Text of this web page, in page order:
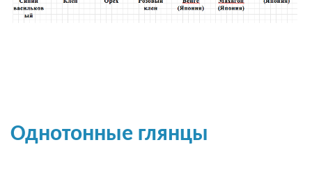
Однотонные глянцы